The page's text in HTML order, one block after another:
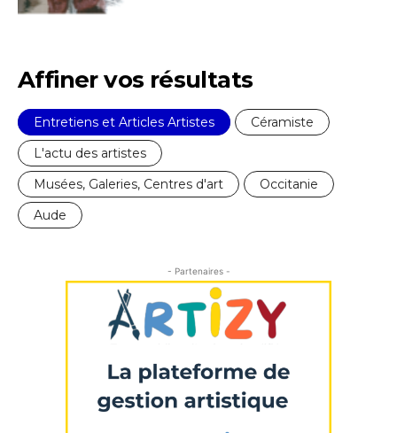
Affiner vos résultats
Entretiens et Articles Artistes
Céramiste
L'actu des artistes
Musées, Galeries, Centres d'art
Occitanie
Aude
- Partenaires -